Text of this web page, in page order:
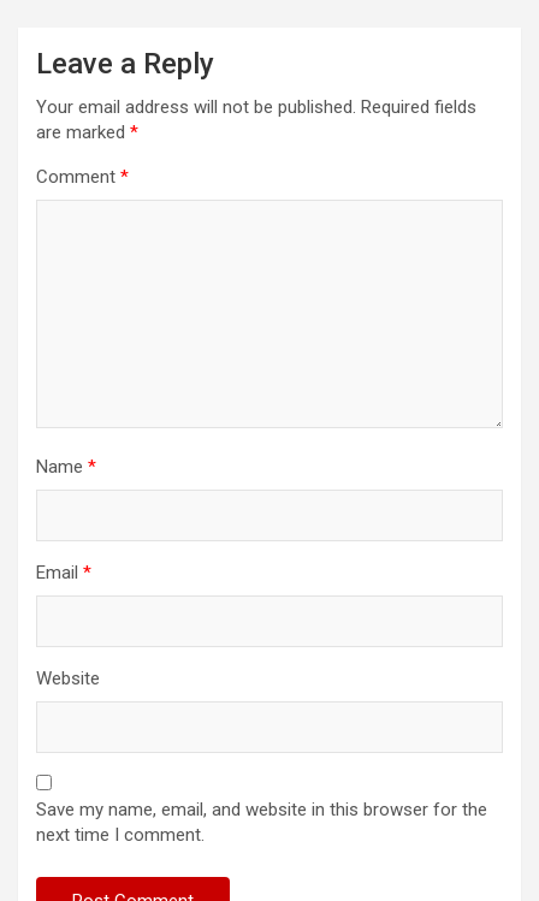
Leave a Reply
Your email address will not be published. Required fields
are marked *
Comment *
Name *
Email *
Website
Save my name, email, and website in this browser for the
next time I comment.